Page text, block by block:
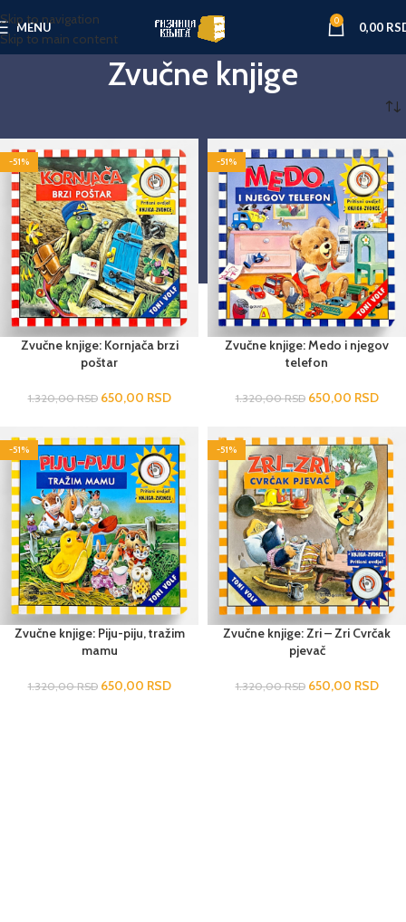
Skip to navigation
Skip to main content
MENU 0 0,00
Zvučne knjige
-51%
Zvučne knjige: Kornjača brzi
poštar
1.320,00RSD 650,00 RSD
-51%
Zvučne knjige: Medo i njegov
telefon
1.320,00RSD 650,00 RSD
-51%
Zvučne knjige: Piju-piju, tražim
mamu
1.320,00RSD 650,00 RSD
-51%
Zvučne knjige: Zri – Zri Cvrčak
pjevač
1.320,00RSD 650,00 RSD